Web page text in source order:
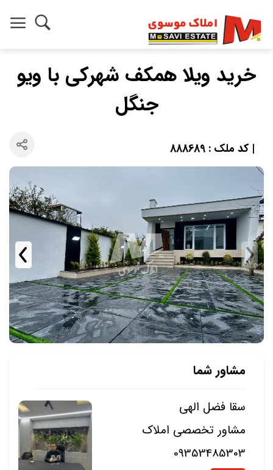
خرید ویلا همکف شهرکی با ویو
جنگل
| کد ملک : 888689
مشاور شما
سقا فضل الهی
مشاور تخصصی املاک
09353485303